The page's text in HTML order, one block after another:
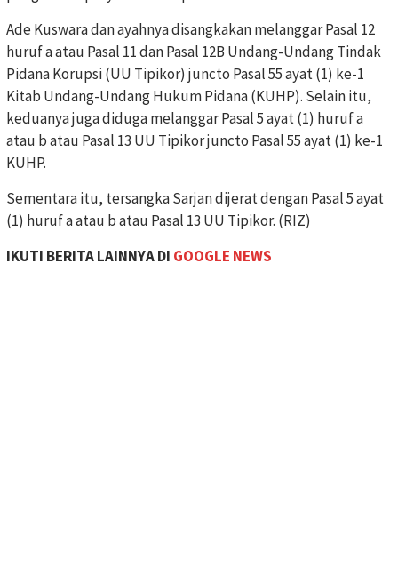
Ade Kuswara dan ayahnya disangkakan melanggar Pasal 12
huruf a atau Pasal 11 dan Pasal 12B Undang-Undang Tindak
Pidana Korupsi (UU Tipikor) juncto Pasal 55 ayat (1) ke-1
Kitab Undang-Undang Hukum Pidana (KUHP). Selain itu,
keduanya juga diduga melanggar Pasal 5 ayat (1) huruf a
atau b atau Pasal 13 UU Tipikor juncto Pasal 55 ayat (1) ke-1
KUHP.
Sementara itu, tersangka Sarjan dijerat dengan Pasal 5 ayat
(1) huruf a atau b atau Pasal 13 UU Tipikor. (RIZ)
IKUTI BERITA LAINNYA DI GOOGLE NEWS